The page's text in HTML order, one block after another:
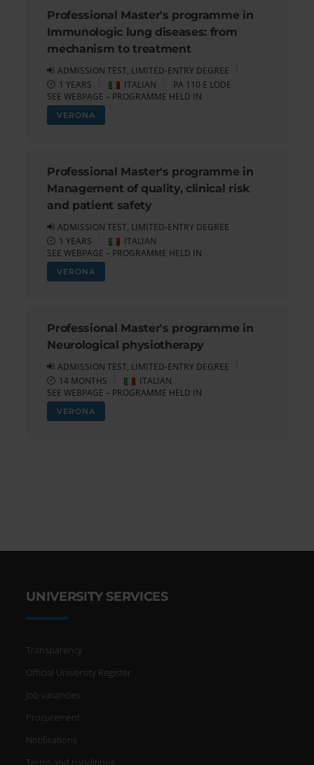
Professional Master's programme in
Immunologic lung diseases: from
mechanism to treatment
ADMISSION TEST, LIMITED-ENTRY DEGREE
1 YEARS
ITALIAN
PA 110 E LODE
SEE WEBPAGE – PROGRAMME HELD IN
VERONA
Professional Master's programme in
Management of quality, clinical risk
and patient safety
ADMISSION TEST, LIMITED-ENTRY DEGREE
1 YEARS
ITALIAN
SEE WEBPAGE – PROGRAMME HELD IN
VERONA
Professional Master's programme in
Neurological physiotherapy
ADMISSION TEST, LIMITED-ENTRY DEGREE
14 MONTHS
ITALIAN
SEE WEBPAGE – PROGRAMME HELD IN
VERONA
UNIVERSITY SERVICES
Transparency
Official University Register
Job vacancies
Procurement
Notifications
Terms and conditions